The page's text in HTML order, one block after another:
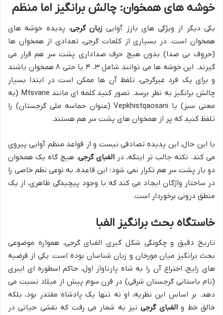
خوشه های همخوان: چالش برانگیز اما منظم
یکی دیگر از ویژگی های بارز آوایی زبان گرجی، پدیده خوشه های
همخوان است. در بسیاری از کلمات گرجی، تعدادی از همخوان ها
(حروف بی صدا) بدون هیچ حرف صداداری پشت سر هم قرار می
گیرند. این خوشه ها می توانند شامل ۳، ۴ یا حتی ۸ همخوان باشند
و برای یک فرد غیرگرجی، تلفظ آن ها ممکن است در ابتدا بسیار
چالش برانگیز به نظر برسد. تصور کنید کلمه ای مانند Mtsvane (به
معنی سبز) یا Vepkhistqaosani (عنوان حماسه ملی گرجستان) را
تلفظ کنید که پر از همخوان های پشت سر هم هستند.
با این حال، این پدیده تصادفی نیست و از قواعد منظم آوایی پیروی
می کند. نکته جالب تر اینکه، در الفبای گرجی، هیچ گاه یک همخوان
دو بار پشت سر هم تکرار نمی شود؛ این قاعده، به نوعی نظم خاصی را
در ساختار واژگان ایجاد می کند که با وجود پیچیدگی ظاهری، از یک
منطق درونی برخوردار است.
خاستگاه بحث برانگیز الفبا
تاریخ دقیق و چگونگی شکل گیری الفبای گرجی، همواره موضوعی
بحث برانگیز میان مورخان و زبان شناسان بوده است. یکی از فرضیه
های رایج، اختراع آن را به شاه پارناواز اول، حاکم اسطوره ای ایبری
(نام باستانی گرجستان شرقی) در قرن سوم پیش از میلاد نسبت می
دهد. بر اساس این نظریه، او نه تنها یک پادشاه مقتدر بود، بلکه
خالق خط والفبای گرجینیز به شمار می رفت که نقشی حیاتی در